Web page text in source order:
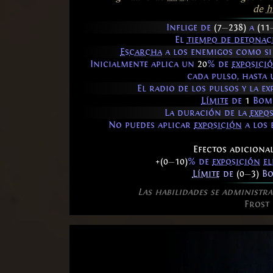
de
Inflige de (7—238)a (11
El tiempo de
Escarcha a los enemigos como
Inicialmente aplica un 20% de
cada pulso, hasta
El radio de los pulsos y la
Límite de 1
La duración de la
No puedes aplicar exposición a los
Efectos
+(0—10)% de exposición
Límitede (0—3)
Las habilidades se
Frost